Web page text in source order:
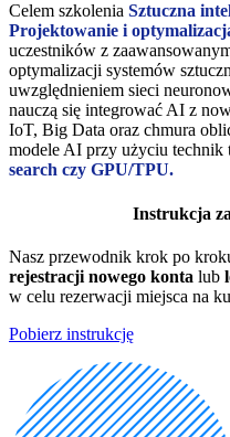
Celem szkolenia Sztuczna
Projektowanie i
uczestników z
optymalizacji systemów
uwzględnieniem sieci
nauczą się integrować AI z
IoT, Big Data oraz chmura
modele AI przy użyciu technik
search czy GPU/TPU.
Instrukcja
Nasz przewodnik krok po
rejestracji nowego konta lub
w celu rezerwacji miejsca na
Pobierz instrukcję